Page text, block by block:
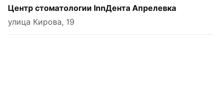
Центр стоматологии InnДента Апрелевка
улица Кирова, 19